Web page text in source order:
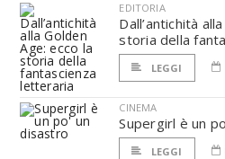
EDITORIA
Dall’antichità
storia della
LEGGI
CINEMA
Supergirl è un
LEGGI